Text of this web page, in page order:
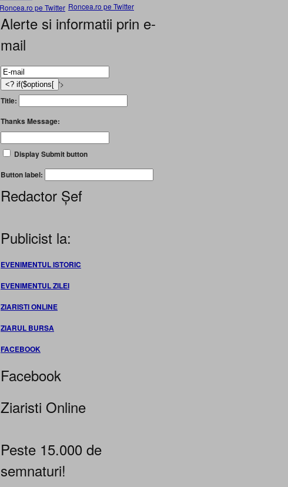
Roncea.ro pe Twitter
Alerte si informatii prin e-
mail
'>
Title:
Thanks Message:
Display Submit button
Button label:
Redactor Șef
Publicist la:
EVENIMENTUL ISTORIC
EVENIMENTUL ZILEI
ZIARISTI ONLINE
ZIARUL BURSA
FACEBOOK
Facebook
Ziaristi Online
Peste 15.000 de
semnaturi!